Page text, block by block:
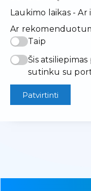
Laukimo laikas -
Ar
Taip
Šis
sutinku su
Patvirtinti